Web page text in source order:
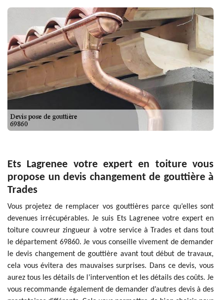
Ets Lagrenee votre expert en toiture vous
propose un devis changement de gouttière à
Trades
Vous projetez de remplacer vos gouttières parce qu’elles sont
devenues irrécupérables. Je suis Ets Lagrenee votre expert en
toiture couvreur zingueur à votre service à Trades et dans tout
le département 69860. Je vous conseille vivement de demander
le devis changement de gouttière avant tout début de travaux,
cela vous évitera des mauvaises surprises. Dans ce devis, vous
aurez tous les détails de l’intervention et les détails des coûts. Je
vous recommande également de demander d’autres devis à des